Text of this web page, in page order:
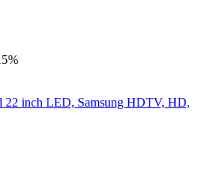
22 inch LED, Samsung HDTV, HD,